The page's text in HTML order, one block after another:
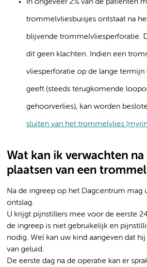
In ongeveer 2% van de patiënten
trommelvliesbuisjes ontstaat na
blijvende trommelvliesperforatie.
dit geen klachten. Indien een
vliesperforatie op de lange
geeft (steeds terugkomende
gehoorverlies), kan worden
sluiten van het trommelvlies
Wat kan ik verwachten na
plaatsen van een
Na de ingreep op het Dagcentrum mag
ontslag.
U krijgt pijnstillers mee voor de eerste
de ingreep is niet gebruikelijk en
nodig. Wel kan uw kind aangeven dat
van geluid.
De eerste dag na de operatie kan er